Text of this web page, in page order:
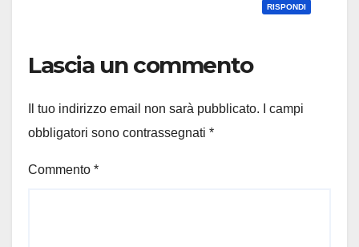
RISPONDI
Lascia un commento
Il tuo indirizzo email non sarà pubblicato.
I campi
obbligatori sono contrassegnati *
Commento *